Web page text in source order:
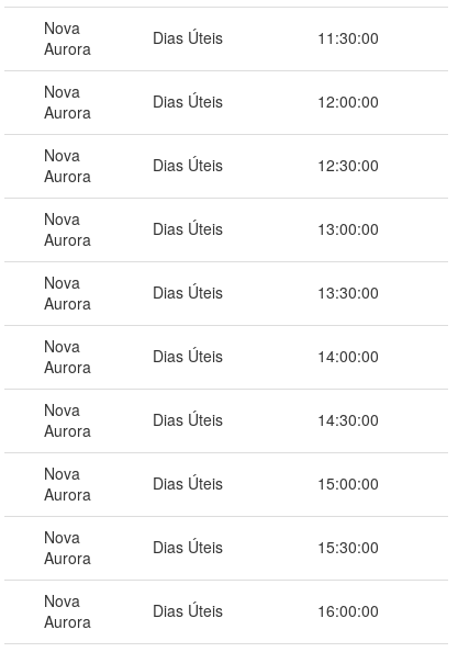
Nova
Aurora
Dias Úteis 11:30:00
Nova
Aurora
Dias Úteis 12:00:00
Nova
Aurora
Dias Úteis 12:30:00
Nova
Aurora
Dias Úteis 13:00:00
Nova
Aurora
Dias Úteis 13:30:00
Nova
Aurora
Dias Úteis 14:00:00
Nova
Aurora
Dias Úteis 14:30:00
Nova
Aurora
Dias Úteis 15:00:00
Nova
Aurora
Dias Úteis 15:30:00
Nova
Aurora
Dias Úteis 16:00:00